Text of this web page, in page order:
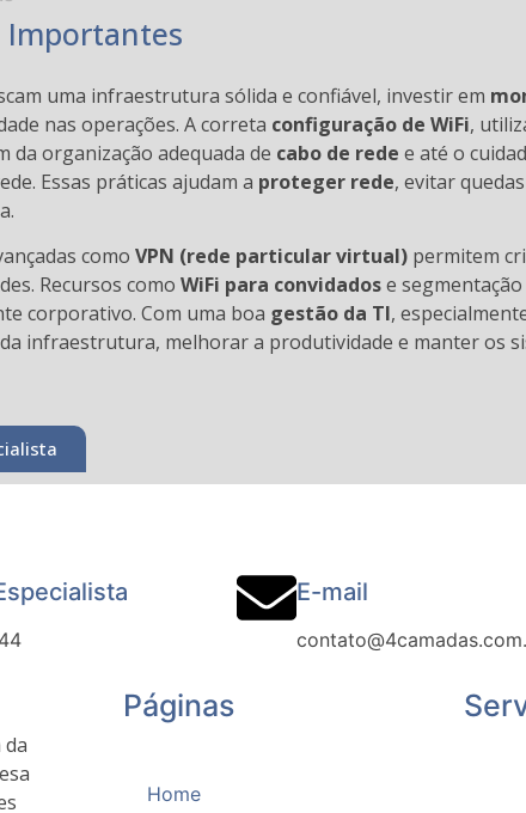
Importantes
uma infraestrutura sólida e confiável, investir em
nas operações. A correta configuração de WiFi,
da organização adequada de cabo de rede e até o
Essas práticas ajudam a proteger rede, evitar
como VPN (rede particular virtual) permitem
Recursos como WiFi para convidadose segmentação
corporativo. Com uma boa gestão da TI,
infraestrutura, melhorar a produtividade e manter os
E-mail
da
Páginas
Home